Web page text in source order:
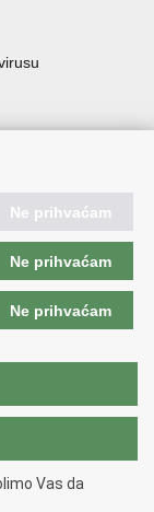
Ne prihvaćam
Ne prihvaćam
Ne prihvaćam
Vas da